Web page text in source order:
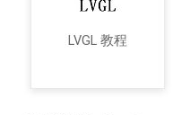
LVGL 教程